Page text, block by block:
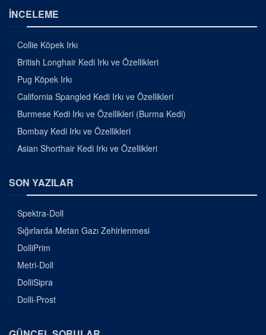
İNCELEME
Collie Köpek Irkı
British Longhair Kedi Irkı ve Özellikleri
Pug Köpek Irkı
California Spangled Kedi Irkı ve Özellikleri
Burmese Kedi Irkı ve Özellikleri (Burma Kedi)
Bombay Kedi Irkı ve Özellikleri
Asian Shorthair Kedi Irkı ve Özellikleri
SON YAZILAR
Spektra-Doll
Sığırlarda Metan Gazı Zehirlenmesi
DolliPrim
Metri-Doll
DolliSipra
Dolli-Prost